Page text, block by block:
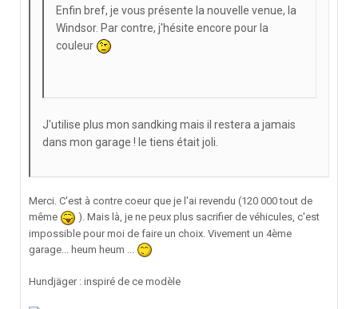
Enfin bref, je vous présente la nouvelle venue, la
Windsor. Par contre, j'hésite encore pour la
couleur
J'utilise plus mon sandking mais il restera a jamais
dans mon garage ! le tiens était joli.
Merci. C'est à contre coeur que je l'ai revendu (120 000 tout de
même
). Mais là, je ne peux plus sacrifier de véhicules, c'est
impossible pour moi de faire un choix. Vivement un 4ème
garage... heum heum ...
Hundjäger : inspiré de ce modèle